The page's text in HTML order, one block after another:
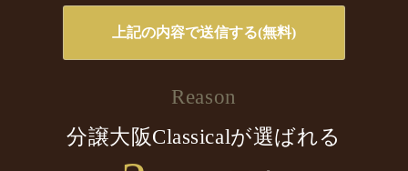
Reason
分譲大阪Classicalが選ばれる